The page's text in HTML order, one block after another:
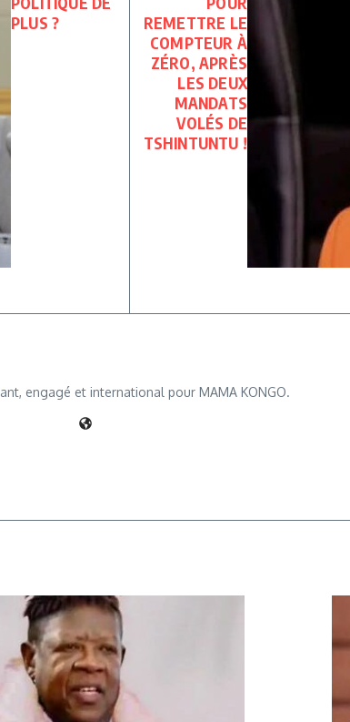
PLUS ?
REMETTRE LE
COMPTEUR À
ZÉRO, APRÈS
LES DEUX
MANDATS
VOLÉS DE
TSHINTUNTU !
engagé et international pour MAMA KONGO.